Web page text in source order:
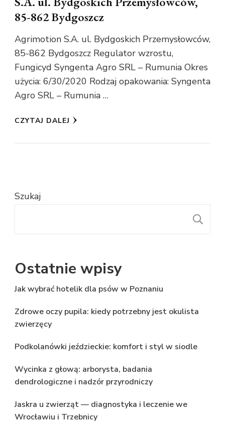
85-862 Bydgoszcz
Agrimotion S.A. ul. Bydgoskich Przemysłowców,
85-862 Bydgoszcz Regulator wzrostu,
Fungicyd Syngenta Agro SRL – Rumunia Okres
użycia: 6/30/2020 Rodzaj opakowania: Syngenta
Agro SRL – Rumunia …
CZYTAJ DALEJ
Szukaj
Ostatnie wpisy
Jak wybrać hotelik dla psów w Poznaniu
Zdrowe oczy pupila: kiedy potrzebny jest okulista
zwierzęcy
Podkolanówki jeździeckie: komfort i styl w siodle
Wycinka z głową: arborysta, badania
dendrologiczne i nadzór przyrodniczy
Jaskra u zwierząt — diagnostyka i leczenie we
Wrocławiu i Trzebnicy